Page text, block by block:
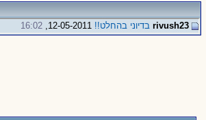
rivush23 בדיוני בהחלט!! 16:02